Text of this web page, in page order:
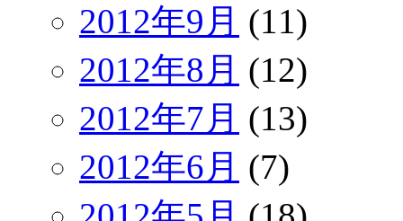
2012年9月 (11)
2012年8月 (12)
2012年7月 (13)
2012年6月 (7)